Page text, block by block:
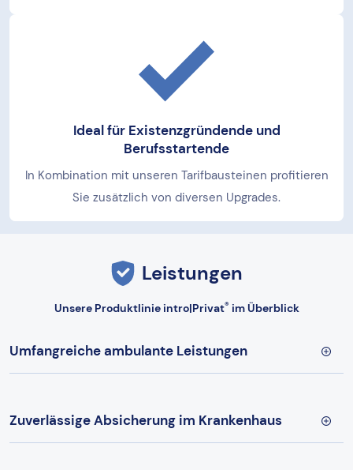
Ideal für Existenzgründende und
Berufsstartende
In Kombination mit unseren Tarifbausteinen profitieren
Sie zusätzlich von diversen Upgrades.
Leistungen
Unsere Produktlinie intro|Privat® im Überblick
Umfangreiche ambulante Leistungen
Zuverlässige Absicherung im Krankenhaus